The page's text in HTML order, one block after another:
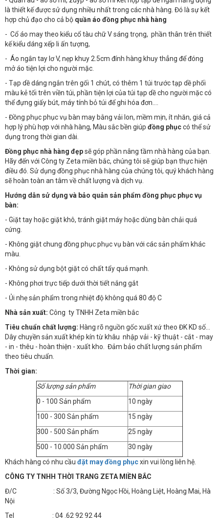
là thiết kế được sử dụng nhiều nhất trong các nhà hàng. Đó là sự kết
hợp chủ đạo cho cả bộ quần áo đồng phục nhà hàng
- Cổ áo may theo kiểu cổ tàu chữ V sáng trọng, phần thân trên thiết
kế kiểu dáng xếp li ấn tượng,
- Áo ngắn tay lơ V, nẹp khuy 2.5cm đính hàng khuy thẳng để đóng
mở áo tiện lợi cho người mặc.
- Tạp dề dáng ngắn trên gối 1 chút, có thêm 1 túi trước tạp dề phối
màu kẻ tối trên viền túi, phần tiện lợi của túi tạp dề cho người mặc có
thể đựng giấy bút, máy tính bỏ túi để ghi hóa đơn….
- Đồng phục phục vụ bàn may bằng vải lon, mềm mịn, ít nhăn, giá cả
hợp lý phù hợp với nhà hàng, Màu sắc bền giúp đồng phụccó thể sử
dụng trong thời gian dài.
Đồng phục nhà hàng đẹpsẽ góp phần nâng tầm nhà hàng của bạn.
Hãy đến với Công ty Zeta miền bắc, chúng tôi sẽ giúp bạn thực hiện
điều đó. Sử dụng đồng phục nhà hàng của chúng tôi, quý khách hàng
sẽ hoàn toàn an tâm về chất lượng và dịch vụ.
Hướng dẫn sử dụng và bảo quản sản phẩm đồng phục phục vụ
bàn:
- Giặt tay hoặc giặt khô, tránh giặt máy hoặc dùng bàn chải quá
cứng.
- Không giặt chung đồng phục phục vụ bàn với các sản phẩm khác
màu.
- Không sử dụng bột giặt có chất tẩy quá mạnh.
- Không phơi trực tiếp dưới thời tiết nắng gắt
- Ủi nhẹ sản phẩm trong nhiệt độ không quá 80 độ C
Nhà sản xuất: Công ty TNHH Zeta miền bắc
Tiêu chuẩn chất lượng: Hàng rõ nguồn gốc xuất xứ theo ĐK KD số…
Dây chuyền sản xuất khép kín từ khâu nhập vải - kỹ thuật - cắt - may
- in - thêu - hoàn thiện - xuất kho. Đảm bảo chất lượng sản phẩm
theo tiêu chuẩn.
Thời gian:
Số lượng sản phẩm
Thời gian giao
0 - 100 Sản phẩm
10 ngày
100 - 300 Sản phẩm
15 ngày
300 - 500 Sản phẩm
25 ngày
500 - 10.000 Sản phẩm
30 ngày
Khách hàng có nhu cầu đặt may đồng phụcxin vui lòng liên hệ.
CÔNG TY TNHH THỜI TRANG ZETA MIỀN BẮC
Đ/C : Số 3/3, Đường Ngọc Hồi, Hoàng Liệt, Hoàng Mai, Hà
Nội
Tel : 04 .62 92 92 44